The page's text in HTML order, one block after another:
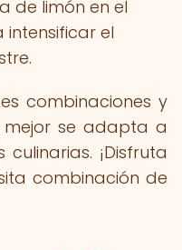
de limón en el
el
combinaciones y
se adapta a
¡Disfruta
combinación de